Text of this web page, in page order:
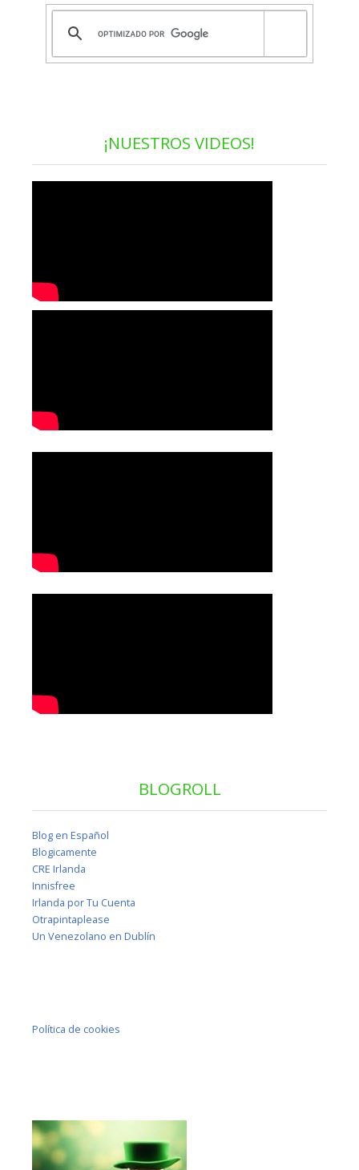
¡NUESTROS VIDEOS!
BLOGROLL
Blog en Español
Blogicamente
CRE Irlanda
Innisfree
Irlanda por Tu Cuenta
Otrapintaplease
Un Venezolano en Dublín
Política de cookies